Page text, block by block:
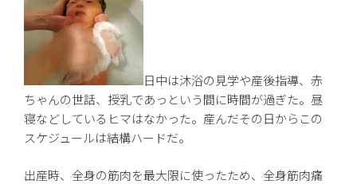
日中は沐浴の見学や産後指導、赤
ちゃんの世話、授乳であっという間に時間が過ぎた。昼
寝などしているヒマはなかった。産んだその日からこの
スケジュールは結構ハードだ。
出産時、全身の筋肉を最大限に使ったため、全身筋肉痛